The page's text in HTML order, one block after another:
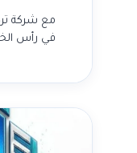
مع شركة
في رأس